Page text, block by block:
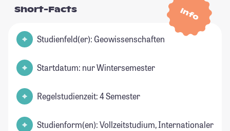
Info
Short-Facts
Studienfeld(er): Geowissenschaften
Startdatum: nur Wintersemester
Regelstudienzeit: 4 Semester
Studienform(en): Vollzeitstudium, Internationaler